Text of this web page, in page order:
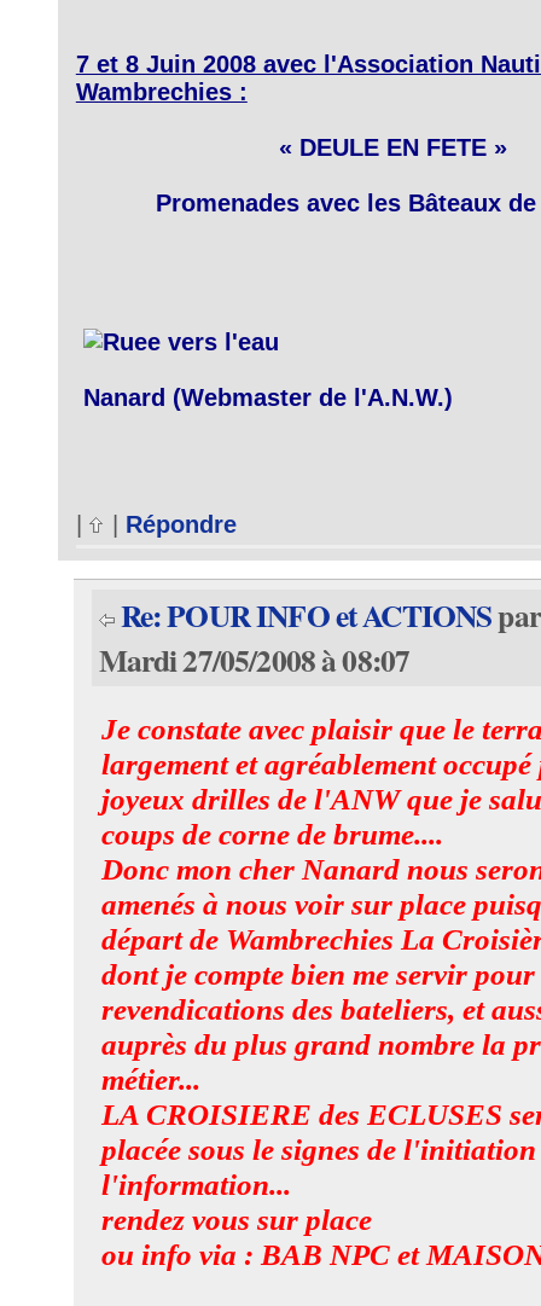
7 et 8 Juin 2008 avec l'Association
Wambrechies :
« DEULE EN FETE »
Promenades avec les Bâteaux de
Nanard (Webmaster de l'A.N.W.)
Répondre
Re: POUR INFO et ACTIONS
Mardi 27/05/2008 à 08:07
Je constate avec plaisir que le
largement et agréablement
joyeux drilles de l'ANW que je
coups de corne de brume....
Donc mon cher Nanard nous
amenés à nous voir sur place
départ de Wambrechies La
dont je compte bien me servir
revendications des bateliers, et
auprès du plus grand nombre la
métier...
LA CROISIERE des ECLUSES
placée sous le signes de l'initiation
l'information...
rendez vous sur place
ou info via : BAB NPC et